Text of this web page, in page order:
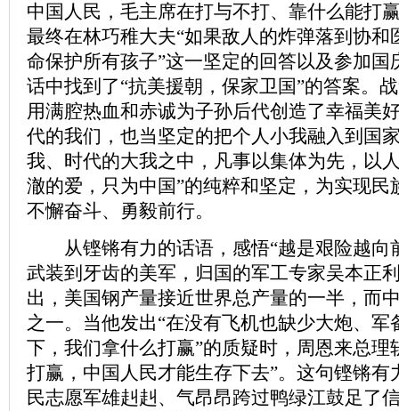
中国人民，毛主席在打与不打、靠什么能打
最终在林巧稚大夫“如果敌人的炸弹落到协和
命保护所有孩子”这一坚定的回答以及参加国
话中找到了“抗美援朝，保家卫国”的答案。
用满腔热血和赤诚为子孙后代创造了幸福美
代的我们，也当坚定的把个人小我融入到国
我、时代的大我之中，凡事以集体为先，以
澈的爱，只为中国”的纯粹和坚定，为实现民
不懈奋斗、勇毅前行。
从铿锵有力的话语，感悟“越是艰险越向
武装到牙齿的美军，归国的军工专家吴本正
出，美国钢产量接近世界总产量的一半，而
之一。当他发出“在没有飞机也缺少大炮、军
下，我们拿什么打赢”的质疑时，周恩来总理
打赢，中国人民才能生存下去”。这句铿锵有
民志愿军雄赳赳、气昂昂跨过鸭绿江鼓足了